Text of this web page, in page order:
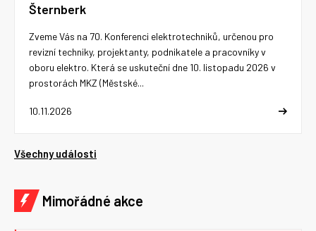
Šternberk
10.11.2026
Zveme Vás na 70. Konferenci elektrotechniků, určenou pro
revizní techniky, projektanty, podnikatele a pracovníky v
oboru elektro. Která se uskuteční dne 10. listopadu 2026 v
prostorách MKZ (Městské...
Všechny události
Mimořádné akce